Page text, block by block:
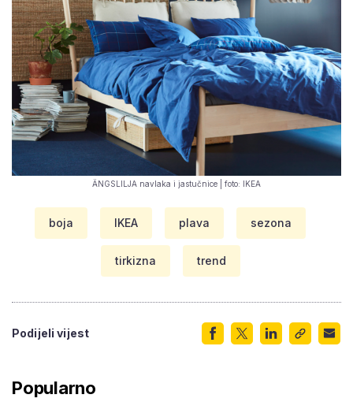
ÄNGSLILJA navlaka i jastučnice | foto: IKEA
boja IKEA plava sezona
tirkizna trend
Podijeli vijest
Popularno